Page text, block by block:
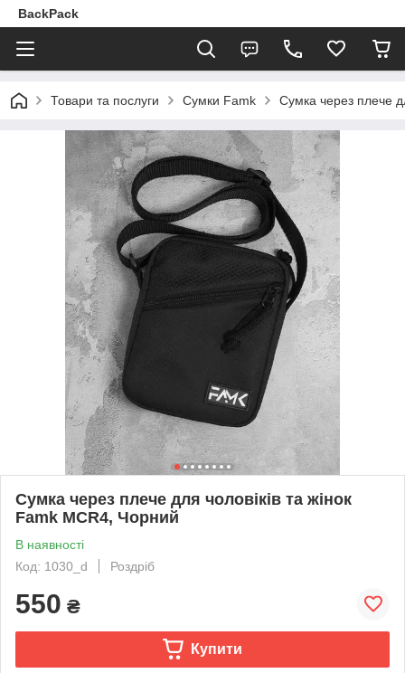
BackPack
Товари та послуги Сумки Famk Сумка через плече
Сумка через плече для чоловіків та жінок
Famk МСR4, Чорний
В наявності
Код: 1030_d
Роздріб
550 ₴
Купити